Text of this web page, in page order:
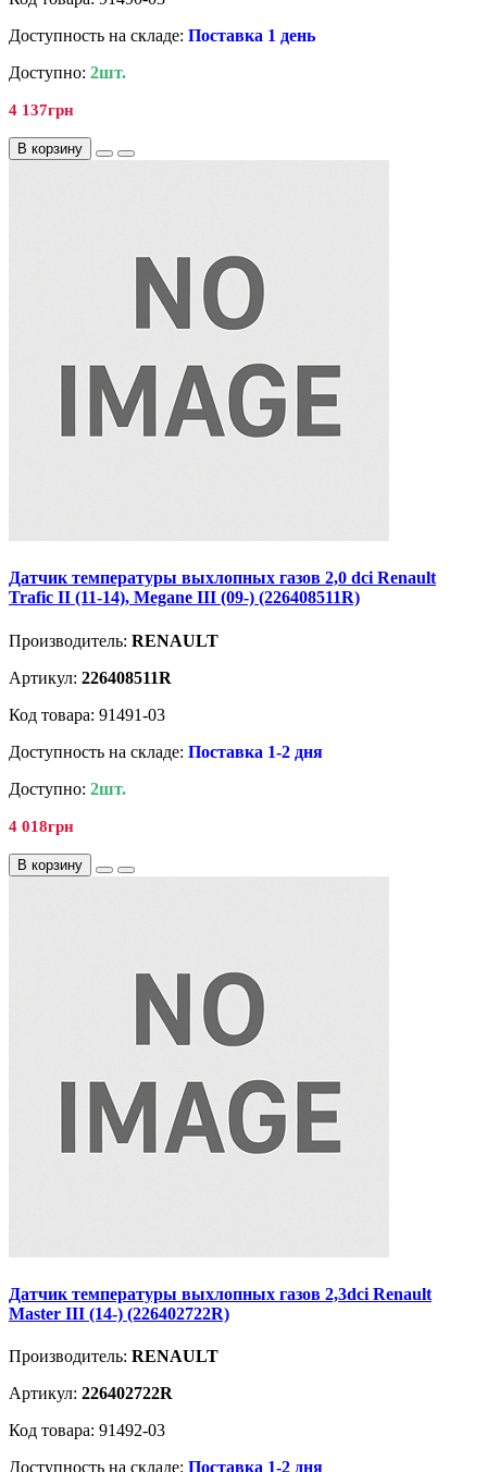
Доступность на складе: Поставка 1 день
Доступно: 2шт.
4 137грн
В корзину
Датчик температуры выхлопных газов 2,0 dci Renault
Trafic II (11-14), Megane III (09-) (226408511R)
Производитель: RENAULT
Артикул: 226408511R
Код товара: 91491-03
Доступность на складе: Поставка 1-2 дня
Доступно: 2шт.
4 018грн
В корзину
Датчик температуры выхлопных газов 2,3dci Renault
Master III (14-) (226402722R)
Производитель: RENAULT
Артикул: 226402722R
Код товара: 91492-03
Доступность на складе: Поставка 1-2 дня